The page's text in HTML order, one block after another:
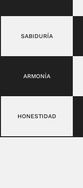
SABIDURÍA
ARMONÍA
HONESTIDAD